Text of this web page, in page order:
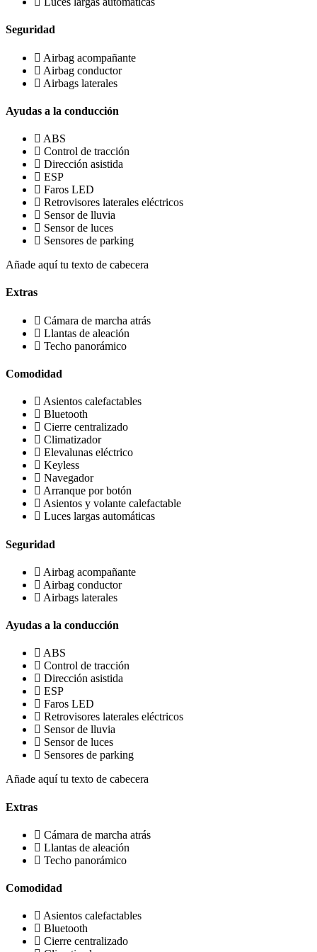
Seguridad
Airbag acompañante
Airbag conductor
Airbags laterales
Ayudas a la conducción
ABS
Control de tracción
Dirección asistida
ESP
Faros LED
Retrovisores laterales eléctricos
Sensor de lluvia
Sensor de luces
Sensores de parking
Añade aquí tu texto de cabecera
Extras
Cámara de marcha atrás
Llantas de aleación
Techo panorámico
Comodidad
Asientos calefactables
Bluetooth
Cierre centralizado
Climatizador
Elevalunas eléctrico
Keyless
Navegador
Arranque por botón
Asientos y volante calefactable
Luces largas automáticas
Seguridad
Airbag acompañante
Airbag conductor
Airbags laterales
Ayudas a la conducción
ABS
Control de tracción
Dirección asistida
ESP
Faros LED
Retrovisores laterales eléctricos
Sensor de lluvia
Sensor de luces
Sensores de parking
Añade aquí tu texto de cabecera
Extras
Cámara de marcha atrás
Llantas de aleación
Techo panorámico
Comodidad
Asientos calefactables
Bluetooth
Cierre centralizado